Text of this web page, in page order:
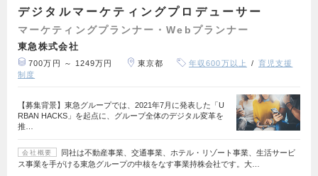
デジタルマーケティングプロデューサー
マーケティングプランナー・Webプランナー
東急株式会社
700万円 ～ 1249万円 東京都 年収600万以上
育児支援
制度
【募集背景】東急グループでは、2021年7月に発表した「U
RBAN HACKS」を起点に、グループ全体のデジタル変革を
推…
会社概要
同社は不動産事業、交通事業、ホテル・リゾート事業、生活サービ
ス事業を手がける東急グループの中核をなす事業持株会社です。大…